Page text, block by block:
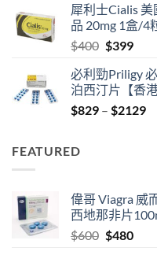
was:
$600.
is:
犀利士Cialis
品 20mg 1盒/4
$400 Original
was:
$400.
$399
is:
必利勁Priligy
泊西汀片【香
$829 – $2129
FEATURED
偉哥 Viagra 威
西地那非片
$600 Original
$480